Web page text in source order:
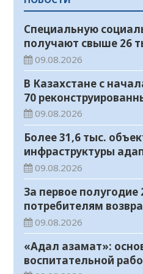
Специальную
получают свыше 26
занятых во вредных
09.08.2026
В Казахстане с
70
железнодорожных
09.08.2026
Более 31,6 тыс.
инфраструктуры
с инвалидностью
09.08.2026
За первое полугодие
потребителям
тенге
09.08.2026
«Адал азамат»:
воспитательной